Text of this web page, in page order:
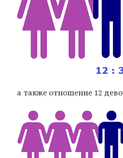
а также отношение 12